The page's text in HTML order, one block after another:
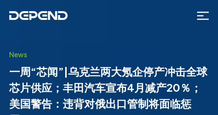
News
一周“芯闻”|乌克兰两大氖企停产冲击全球
芯片供应；丰田汽车宣布4月减产20％；
美国警告：违背对俄出口管制将面临惩